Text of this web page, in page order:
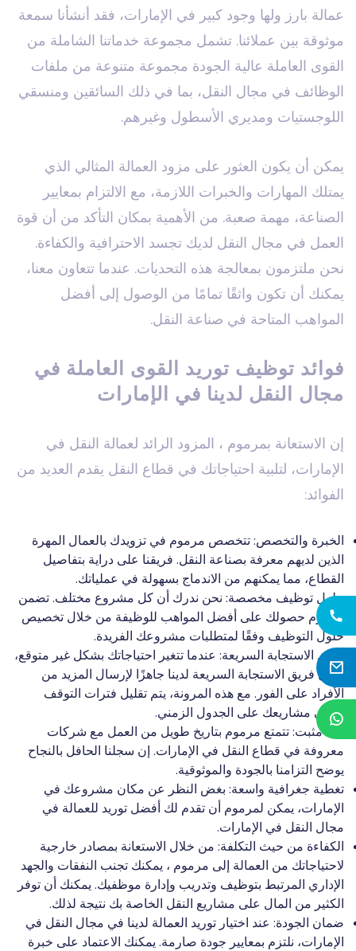
عمالة بارز ولها وجود كبير في الإمارات، فقد أنشأنا سمعة
موثوقة بين عملائنا. تشمل مجموعة خدماتنا الشاملة من
القوى العاملة عالية الجودة مجموعة متنوعة من ملفات
الوظائف في مجال النقل، بما في ذلك السائقين ومنسقي
اللوجستيات ومديري الأسطول وغيرهم.
يمكن أن يكون العثور على مزود العمالة المثالي الذي
يمتلك المهارات والخبرات اللازمة، مع الالتزام بمعايير
الصناعة، مهمة صعبة. من الأهمية بمكان التأكد من أن قوة
العمل في مجال النقل لديك تجسد الاحترافية والكفاءة.
نحن ملتزمون بمعالجة هذه التحديات. عندما تتعاون معنا،
يمكنك أن تكون واثقًا تمامًا من الوصول إلى أفضل
المواهب المتاحة في صناعة النقل.
فوائد توظيف توريد القوى العاملة في
مجال النقل لدينا في الإمارات
إن الاستعانة بمرموم ، المزود الرائد لعمالة النقل في
الإمارات، لتلبية احتياجاتك في قطاع النقل يقدم العديد من
الفوائد:
الخبرة والتخصص: تتخصص مرموم في تزويدك بالعمال المهرة
الذين لديهم معرفة بصناعة النقل. فريقنا على دراية بتفاصيل
القطاع، مما يمكنهم من الاندماج بسهولة في عملياتك.
حلول توظيف مخصصة: نحن ندرك أن كل مشروع مختلف. تضمن
مرموم حصولك على أفضل المواهب للوظيفة من خلال تخصيص
حلول التوظيف وفقًا لمتطلبات مشروعك الفريدة.
فريق الاستجابة السريعة: عندما تتغير احتياجاتك بشكل غير متوقع،
يكون فريق الاستجابة السريعة لدينا جاهزًا لإرسال المزيد من
الأفراد على الفور. مع هذه المرونة، يتم تقليل فترات التوقف
وتبقى مشاريعك على الجدول الزمني.
أداء مثبت: تتمتع مرموم بتاريخ طويل من العمل مع شركات
معروفة في قطاع النقل في الإمارات. إن سجلنا الحافل بالنجاح
يوضح التزامنا بالجودة والموثوقية.
تغطية جغرافية واسعة: بغض النظر عن مكان مشروعك في
الإمارات، يمكن لمرموم أن تقدم لك أفضل توريد للعمالة في
مجال النقل في الإمارات.
الكفاءة من حيث التكلفة: من خلال الاستعانة بمصادر خارجية
لاحتياجاتك من العمالة إلى مرموم ، يمكنك تجنب النفقات والجهد
الإداري المرتبط بتوظيف وتدريب وإدارة موظفيك. يمكنك أن توفر
الكثير من المال على مشاريع النقل الخاصة بك نتيجة لذلك.
ضمان الجودة: عند اختيار توريد العمالة لدينا في مجال النقل في
الإمارات، نلتزم بمعايير جودة صارمة. يمكنك الاعتماد على خبرة